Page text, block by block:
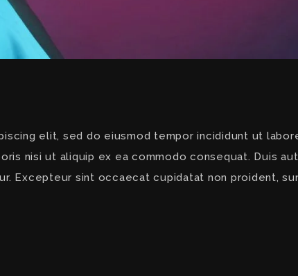
elit, sed do eiusmod tempor incididunt ut
nisi ut aliquip ex ea commodo consequat. Duis
Excepteur sint occaecat cupidatat non proident,